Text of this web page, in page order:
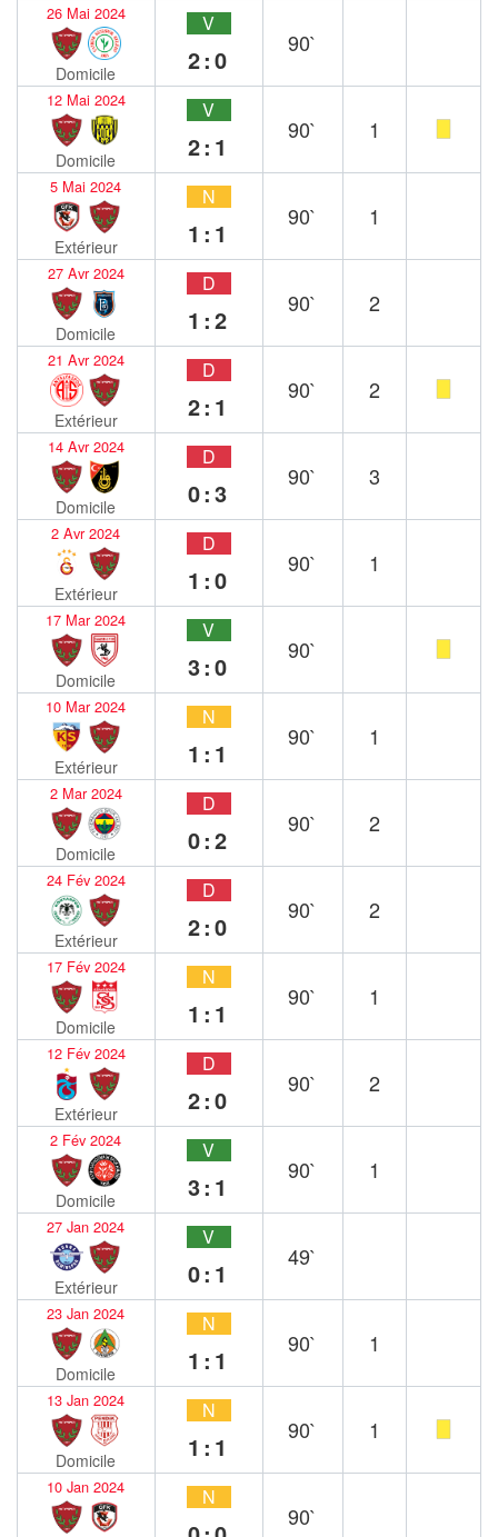
26 Mai 2024
Domicile
V
2:0
90`
12 Mai 2024
Domicile
V
2:1
90` 1
5 Mai 2024
Extérieur
N
1:1
90` 1
27 Avr 2024
Domicile
D
1:2
90` 2
21 Avr 2024
Extérieur
D
2:1
90` 2
14 Avr 2024
Domicile
D
0:3
90` 3
2 Avr 2024
Extérieur
D
1:0
90` 1
17 Mar 2024
Domicile
V
3:0
90`
10 Mar 2024
Extérieur
N
1:1
90` 1
2 Mar 2024
Domicile
D
0:2
90` 2
24 Fév 2024
Extérieur
D
2:0
90` 2
17 Fév 2024
Domicile
N
1:1
90` 1
12 Fév 2024
Extérieur
D
2:0
90` 2
2 Fév 2024
Domicile
V
3:1
90` 1
27 Jan 2024
Extérieur
V
0:1
49`
23 Jan 2024
Domicile
N
1:1
90` 1
13 Jan 2024
Domicile
N
1:1
90` 1
10 Jan 2024 N
90`